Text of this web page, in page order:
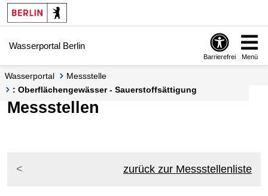
Springe zur Navigation
Springe zum Inhalt
Wasserportal Berlin
Barrierefrei Menü
Wasserportal
Messstelle
: Oberflächengewässer - Sauerstoffsättigung
Messstellen
zurück zur Messstellenliste